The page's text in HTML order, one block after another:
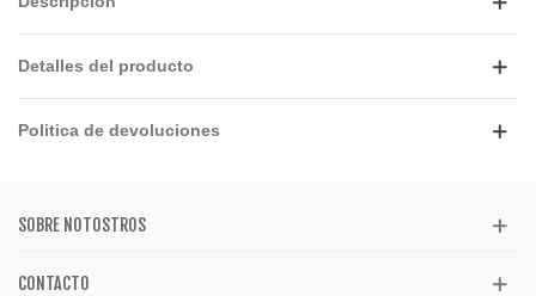
Detalles del producto
Politica de devoluciones
SOBRE NOTOSTROS
CONTACTO